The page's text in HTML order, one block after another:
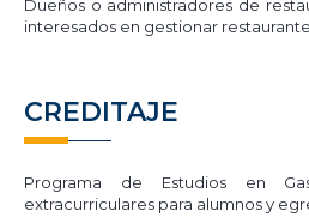
Dueños o administradores de
interesados en gestionar
CREDITAJE
Programa de Estudios en
extracurriculares para alumnos y